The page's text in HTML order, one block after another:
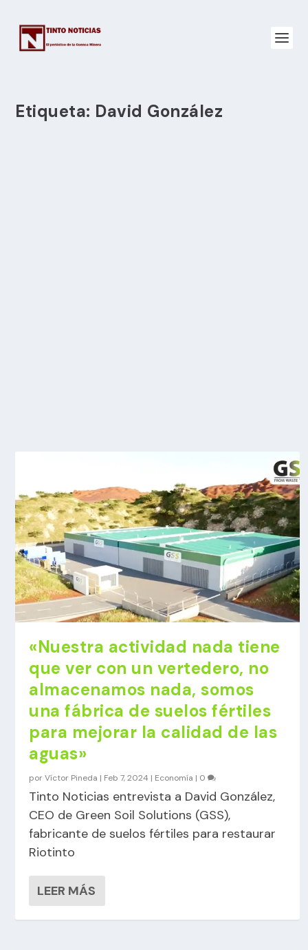
Etiqueta: David González
«Nuestra actividad nada tiene
que ver con un vertedero, no
almacenamos nada, somos
una fábrica de suelos fértiles
para mejorar la calidad de las
aguas»
porVíctor Pineda | Feb 7, 2024 | Economía | 0
Tinto Noticias entrevista a David González,
CEO de Green Soil Solutions (GSS),
fabricante de suelos fértiles para restaurar
Riotinto
LEER MÁS